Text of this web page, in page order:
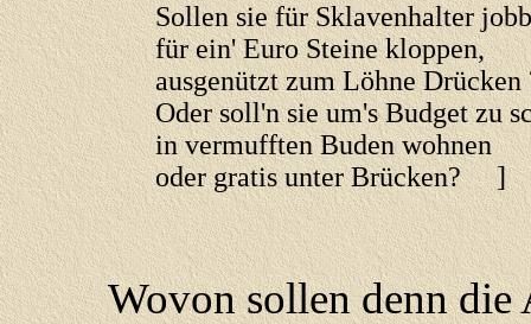
Sollen sie für Sklavenhalter
für ein' Euro Steine kloppen,
ausgenützt zum Löhne Drücken
Oder soll'n sie um's Budget zu
in vermufften Buden wohnen
oder gratis unter Brücken? ]
Wovon sollen denn die